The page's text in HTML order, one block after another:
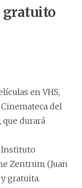
gratuito
en VHS,
del
durará
Instituto
Zentrum (Juan
y gratuita.